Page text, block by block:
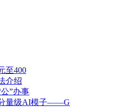
至400
介绍
”办事
量级AI模子——G